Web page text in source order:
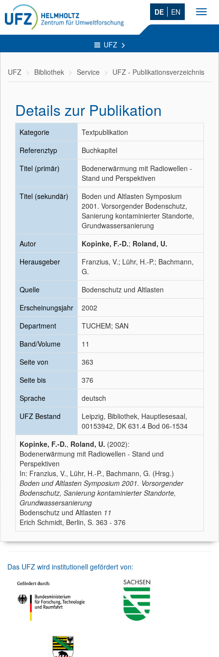
DE EN
UFZ
UFZ Bibliothek Service UFZ - Publikationsverzeichnis
Details zur Publikation
Kategorie
Textpublikation
Referenztyp
Buchkapitel
Titel (primär)
Bodenerwärmung mit Radiowellen -
Stand und Perspektiven
Titel (sekundär)
Boden und Altlasten Symposium
2001. Vorsorgender Bodenschutz,
Sanierung kontaminierter Standorte,
Grundwassersanierung
Autor
Kopinke, F.-D.; Roland, U.
Herausgeber
Franzius, V.; Lühr, H.-P.; Bachmann,
G.
Quelle
Bodenschutz und Altlasten
Erscheinungsjahr
2002
Department
TUCHEM; SAN
Band/Volume
11
Seite von
363
Seite bis
376
Sprache
deutsch
UFZ Bestand
Leipzig, Bibliothek, Hauptlesesaal,
00153942, DK 631.4 Bod 06-1534
Kopinke, F.-D., Roland, U. (2002):
Bodenerwärmung mit Radiowellen - Stand und
Perspektiven
In: Franzius, V., Lühr, H.-P., Bachmann, G. (Hrsg.)
Boden und Altlasten Symposium 2001. Vorsorgender
Bodenschutz, Sanierung kontaminierter Standorte,
Grundwassersanierung
Bodenschutz und Altlasten 11
Erich Schmidt, Berlin, S. 363 - 376
Das UFZ wird institutionell gefördert von: